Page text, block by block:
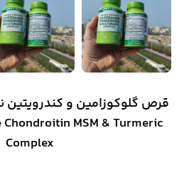
MSM & Turmeric
Complex